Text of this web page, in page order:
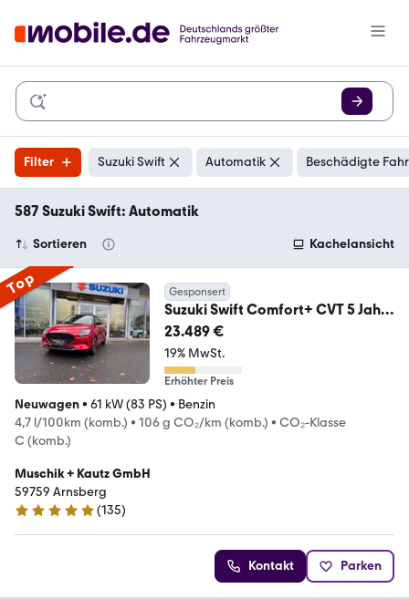
Filter Suzuki Swift Automatik Beschädigte
587 Suzuki Swift: Automatik
Sortieren Kachelansicht
Top Gesponsert
Suzuki Swift Comfort+ CVT 5 Jahre
Garantie
23.489 €
19% MwSt.
Erhöhter Preis
Neuwagen• 61 kW (83 PS) • Benzin
4,7 l/100km (komb.) • 106 g CO₂/km (komb.) • CO₂-Klasse
C (komb.)
Muschik + Kautz GmbH
59759 Arnsberg
5 Sterne
(135)
Kontakt Parken